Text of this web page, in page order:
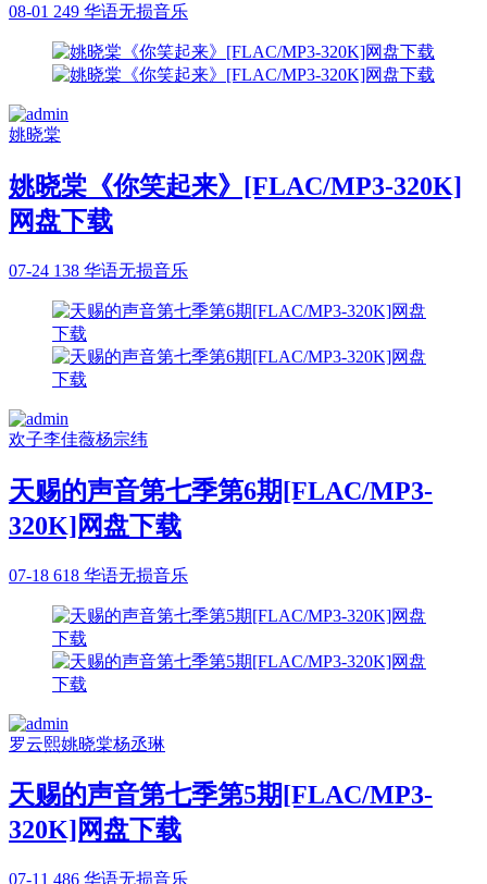
08-01 249 华语无损音乐
姚晓棠
姚晓棠《你笑起来》[FLAC/MP3-320K]
网盘下载
07-24 138 华语无损音乐
欢子李佳薇杨宗纬
天赐的声音第七季第6期[FLAC/MP3-
320K]网盘下载
07-18 618 华语无损音乐
罗云熙姚晓棠杨丞琳
天赐的声音第七季第5期[FLAC/MP3-
320K]网盘下载
07-11 486 华语无损音乐